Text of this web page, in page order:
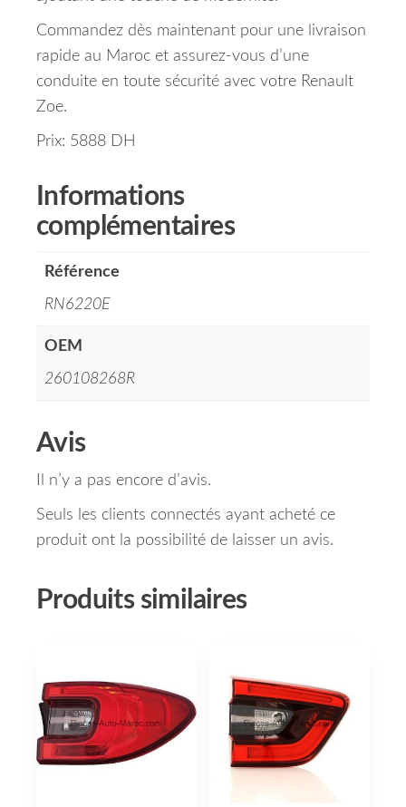
Commandez dès maintenant pour une livraison
rapide au Maroc et assurez-vous d’une
conduite en toute sécurité avec votre Renault
Zoe.
Prix: 5888 DH
Informations
complémentaires
Référence
RN6220E
OEM
260108268R
Avis
Il n’y a pas encore d’avis.
Seuls les clients connectés ayant acheté ce
produit ont la possibilité de laisser un avis.
Produits similaires